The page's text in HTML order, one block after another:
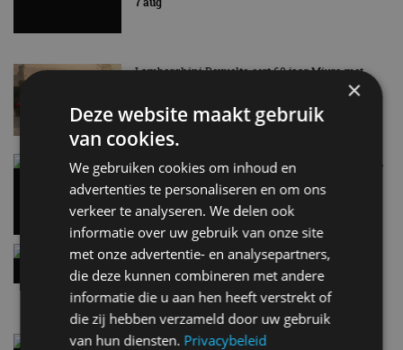
Lamborghini Revuelto eert 60 jaar Miura met
6 aug
Carbon fibre op je laadkabel: nergens voor nodig,
en precies daarom geweldig
5 aug
Hennessey Blackbird krijgt atmosferische V8 en
handbak: soms is eenvoud leuker
Audi A2 e-Tron mikt op verbruik van 12,8 kWh
×
Deze website maakt gebruik
van cookies.
We gebruiken cookies om inhoud en
advertenties te personaliseren en om ons
verkeer te analyseren. We delen ook
informatie over uw gebruik van onze site
met onze advertentie- en analysepartners,
die deze kunnen combineren met andere
informatie die u aan hen heeft verstrekt of
die zij hebben verzameld door uw gebruik
van hun diensten. Privacybeleid